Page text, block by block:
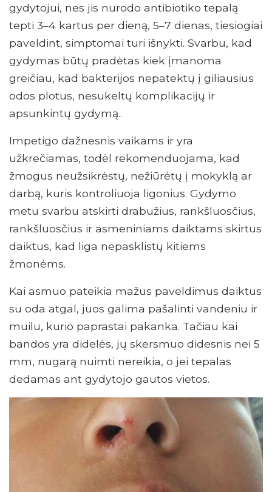
gydytojui, nes jis nurodo antibiotiko tepalą
tepti 3–4 kartus per dieną, 5–7 dienas, tiesiogiai
paveldint, simptomai turi išnykti. Svarbu, kad
gydymas būtų pradėtas kiek įmanoma
greičiau, kad bakterijos nepatektų į giliausius
odos plotus, nesukeltų komplikacijų ir
apsunkintų gydymą..
Impetigo dažnesnis vaikams ir yra
užkrečiamas, todėl rekomenduojama, kad
žmogus neužsikrėstų, nežiūrėtų į mokyklą ar
darbą, kuris kontroliuoja ligonius. Gydymo
metu svarbu atskirti drabužius, rankšluosčius,
rankšluosčius ir asmeniniams daiktams skirtus
daiktus, kad liga nepasklistų kitiems
žmonėms.
Kai asmuo pateikia mažus paveldimus daiktus
su oda atgal, juos galima pašalinti vandeniu ir
muilu, kurio paprastai pakanka. Tačiau kai
bandos yra didelės, jų skersmuo didesnis nei 5
mm, nugarą nuimti nereikia, o jei tepalas
dedamas ant gydytojo gautos vietos.